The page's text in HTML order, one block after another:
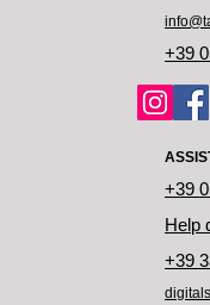
+39
+39
Help
+39